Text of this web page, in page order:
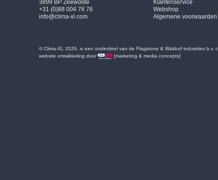
3899 BP Zeewolde
+31 (0)88 004 76 76
info@clima-xl.com
Klantenservice
Webshop
Algemene voorwaarden
© Clima-XL 2026, is een onderdeel van de Flagstone & Waldorf industries b.v.
website ontwikkeling door
[marketing & media concepts]